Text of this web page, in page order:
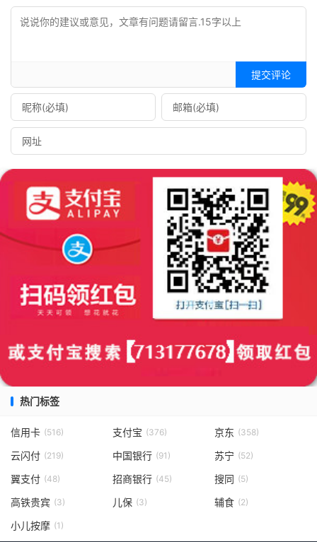
提交评论
热门标签
信用卡 (516) 支付宝 (376) 京东 (358)
云闪付 (219) 中国银行 (91) 苏宁 (52)
翼支付 (48) 招商银行 (45) 搜同 (5)
高铁贵宾 (3) 儿保 (3) 辅食 (2)
小儿按摩 (1)